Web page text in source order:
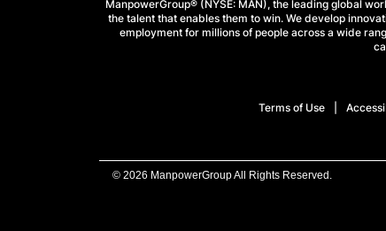
ManpowerGroup® (NYSE: MAN), the leading global
the talent that enables them to win. We develop
employment for millions of people across a wide
Terms of Use
© 2026 ManpowerGroup All Rights Reserved.